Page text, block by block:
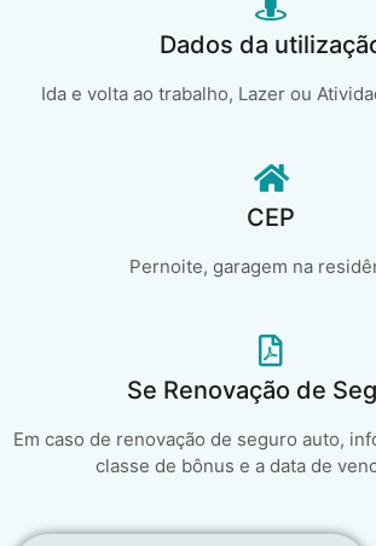
Dados da
Ida e volta ao trabalho, Lazer ou
CEP
Pernoite, garagem na
Se Renovação de
Em caso de renovação de seguro auto,
classe de bônus e a data de